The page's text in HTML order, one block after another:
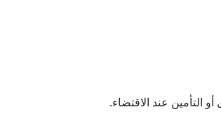
التأمين عند الاقتضاء.